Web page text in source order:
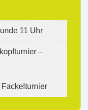
11 Uhr
–
Fackelturnier